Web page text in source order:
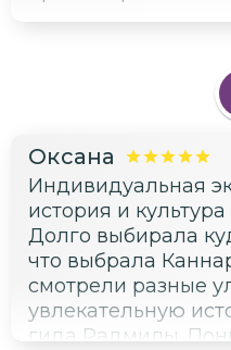
Оксана
Индивидуальная
история и культура
Долго выбирала
что выбрала
смотрели разные
увлекательную
гида Радмилы.